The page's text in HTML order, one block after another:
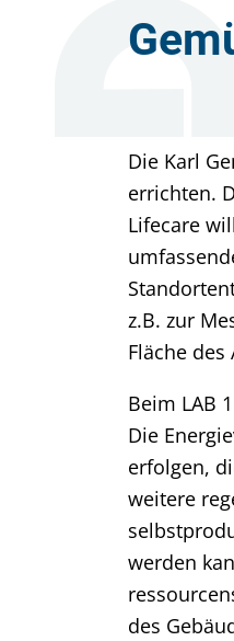
Die Karl
errichten.
Lifecare
z.B. zur
Fläche
Beim LAB
Die
erfolgen,
weitere
werden
des